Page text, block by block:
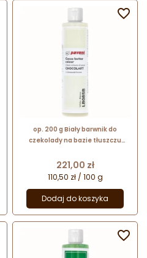
op. 200 g Biały barwnik do
czekolady na bazie tłuszczu
Pavoni Italia
Cena
221,00 zł
110,50 zł / 100 g
Dodaj do koszyka

